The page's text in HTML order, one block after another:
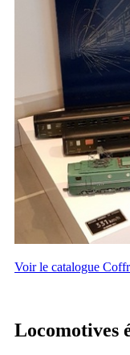
Voir le catalogue
Locomotives